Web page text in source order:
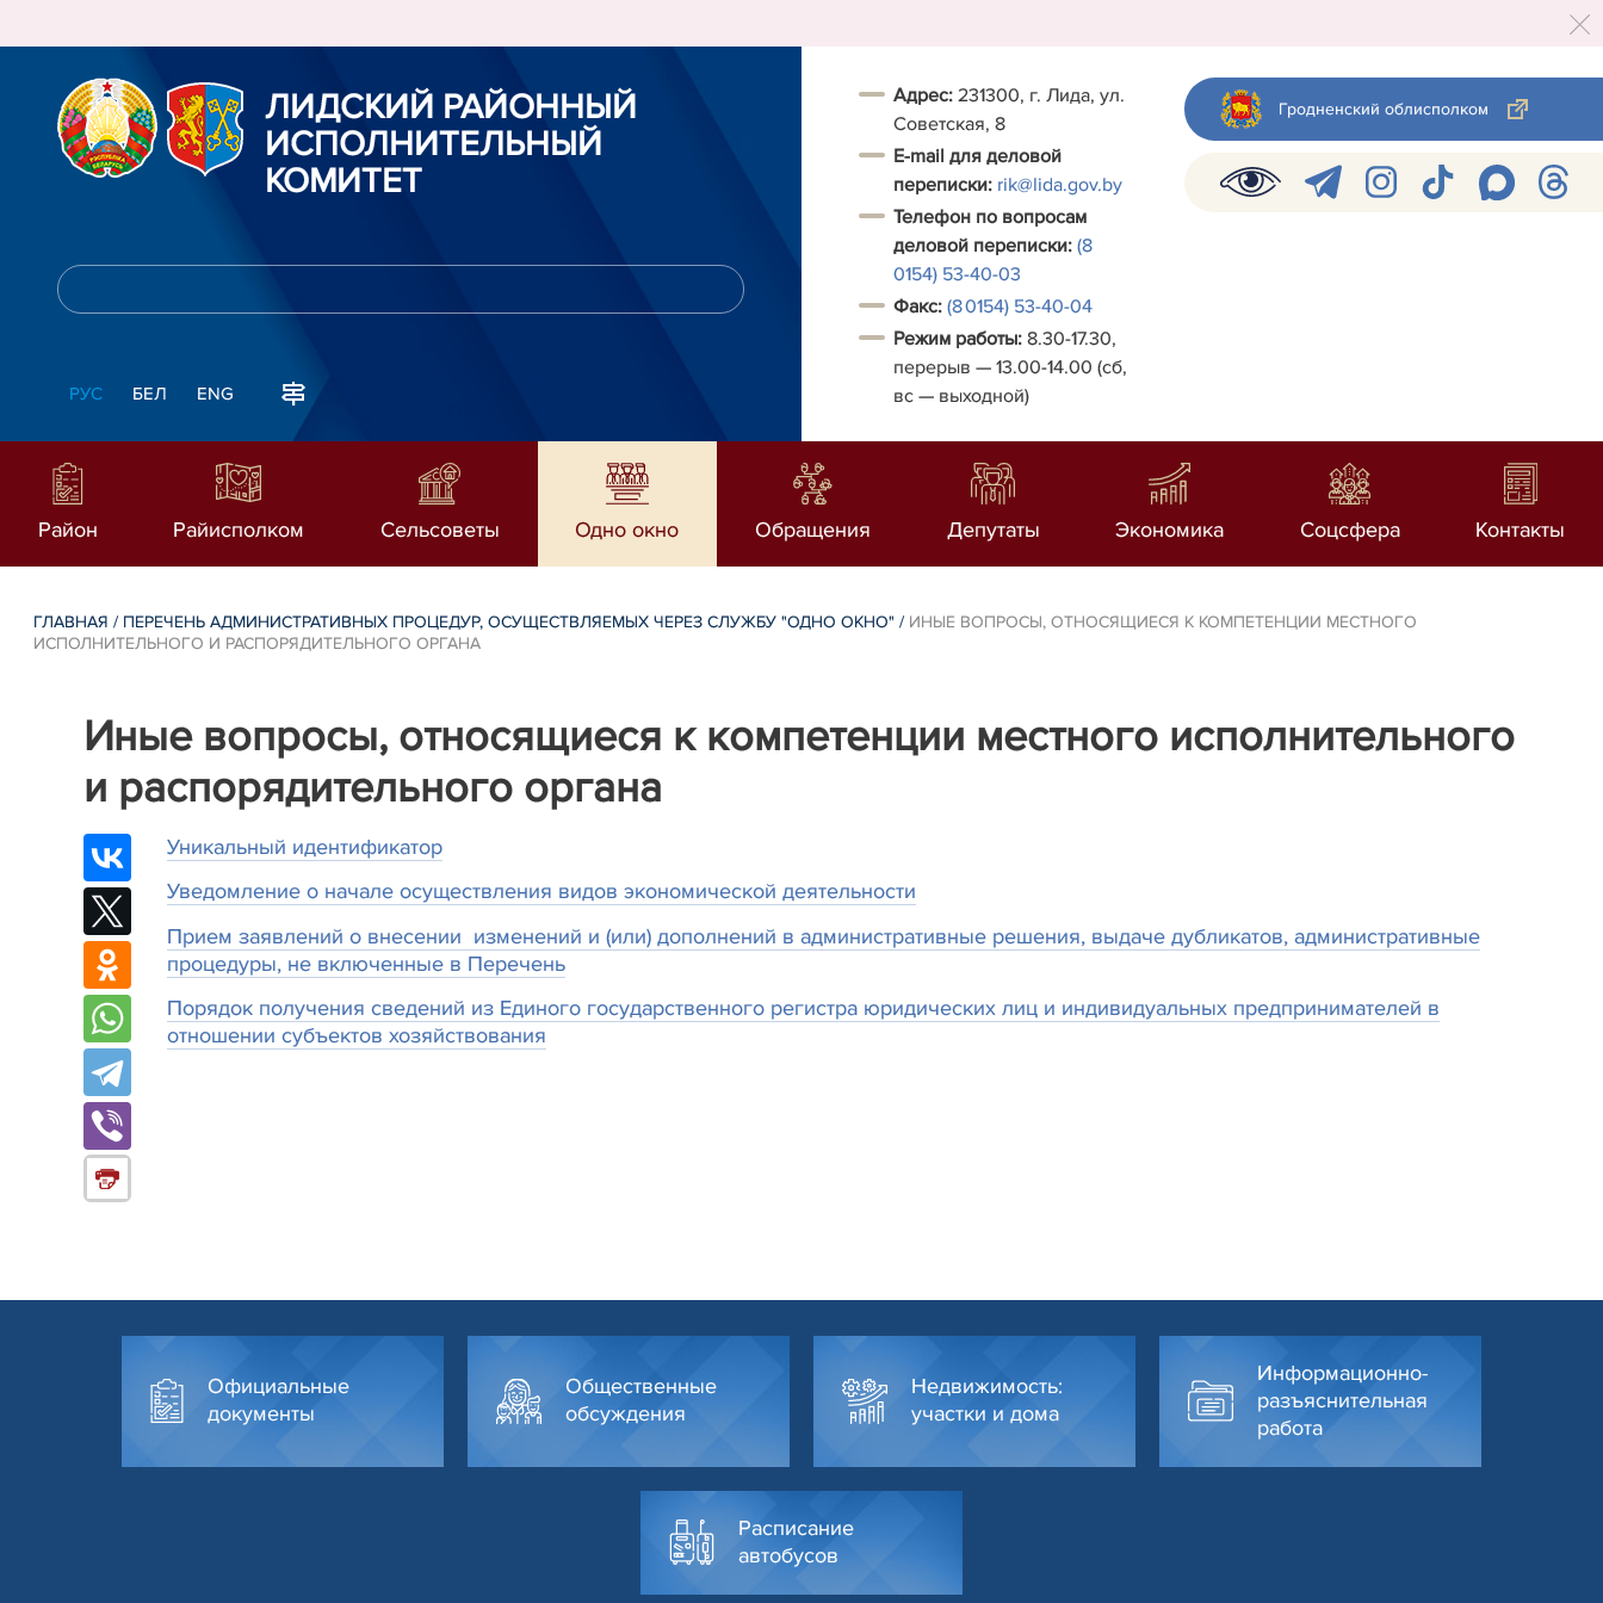
ЛИДСКИЙ РАЙОННЫЙ
ИСПОЛНИТЕЛЬНЫЙ
КОМИТЕТ
РУС БЕЛ ENG
Адрес: 231300, г. Лида, ул.
Советская, 8
E-mail для деловой
переписки: rik@lida.gov.by
Телефон по вопросам
деловой переписки: (8
0154) 53-40-03
Факс: (8 0154) 53-40-04
Режим работы: 8.30-17.30,
перерыв — 13.00-14.00 (сб,
вс — выходной)
Гродненский облисполком
Район Райисполком Сельсоветы Одно окно Обращения Депутаты Экономика Соцсфера Контакты
ГЛАВНАЯ / ПЕРЕЧЕНЬ АДМИНИСТРАТИВНЫХ ПРОЦЕДУР, ОСУЩЕСТВЛЯЕМЫХ ЧЕРЕЗ СЛУЖБУ "ОДНО ОКНО" / ИНЫЕ ВОПРОСЫ, ОТНОСЯЩИЕСЯ К КОМПЕТЕНЦИИ МЕСТНОГО
ИСПОЛНИТЕЛЬНОГО И РАСПОРЯДИТЕЛЬНОГО ОРГАНА
Иные вопросы, относящиеся к компетенции местного исполнительного
и распорядительного органа
Уникальный идентификатор
Уведомление о начале осуществления видов экономической деятельности
Прием заявлений о внесении изменений и (или) дополнений в административные решения, выдаче дубликатов, административные
процедуры, не включенные в Перечень
Порядок получения сведений из Единого государственного регистра юридических лиц и индивидуальных предпринимателей в
отношении субъектов хозяйствования
Официальные
документы
Общественные
обсуждения
Недвижимость:
участки и дома
Информационно-
разъяснительная
работа
Расписание
автобусов